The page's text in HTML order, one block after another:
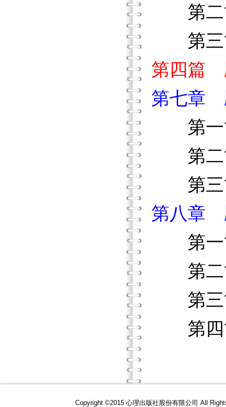
第二
第三
第四篇
第七章
第一
第二
第三
第八章
第一
第二
第三
第四
Copyright ©2015 心理出版社股份有限公司 All